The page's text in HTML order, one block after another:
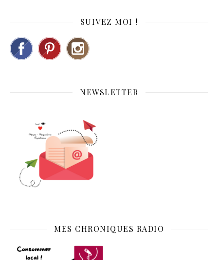
SUIVEZ MOI !
NEWSLETTER
MES CHRONIQUES RADIO